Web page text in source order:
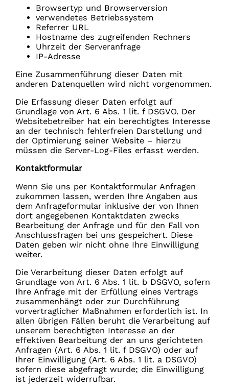
Browsertyp und Browserversion
verwendetes Betriebssystem
Referrer URL
Hostname des zugreifenden Rechners
Uhrzeit der Serveranfrage
IP-Adresse
Eine Zusammenführung dieser Daten mit
anderen Datenquellen wird nicht vorgenommen.
Die Erfassung dieser Daten erfolgt auf
Grundlage von Art. 6 Abs. 1 lit. f DSGVO. Der
Websitebetreiber hat ein berechtigtes Interesse
an der technisch fehlerfreien Darstellung und
der Optimierung seiner Website – hierzu
müssen die Server-Log-Files erfasst werden.
Kontaktformular
Wenn Sie uns per Kontaktformular Anfragen
zukommen lassen, werden Ihre Angaben aus
dem Anfrageformular inklusive der von Ihnen
dort angegebenen Kontaktdaten zwecks
Bearbeitung der Anfrage und für den Fall von
Anschlussfragen bei uns gespeichert. Diese
Daten geben wir nicht ohne Ihre Einwilligung
weiter.
Die Verarbeitung dieser Daten erfolgt auf
Grundlage von Art. 6 Abs. 1 lit. b DSGVO, sofern
Ihre Anfrage mit der Erfüllung eines Vertrags
zusammenhängt oder zur Durchführung
vorvertraglicher Maßnahmen erforderlich ist. In
allen übrigen Fällen beruht die Verarbeitung auf
unserem berechtigten Interesse an der
effektiven Bearbeitung der an uns gerichteten
Anfragen (Art. 6 Abs. 1 lit. f DSGVO) oder auf
Ihrer Einwilligung (Art. 6 Abs. 1 lit. a DSGVO)
sofern diese abgefragt wurde; die Einwilligung
ist jederzeit widerrufbar.